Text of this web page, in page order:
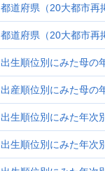
都道府県（20大都市再
都道府県（20大都市再
出生順位別にみた母の
出産順位別にみた母の
出生順位別にみた年次
出生順位別にみた年次